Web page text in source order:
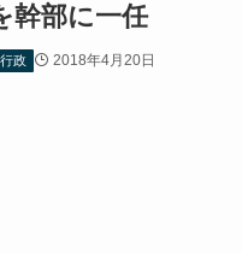
幹部に一任
行政 2018年4月20日